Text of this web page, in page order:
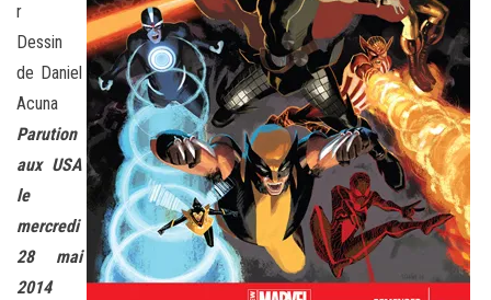
r
Dessin
de Daniel
Acuna
Parution
aux USA
le
mercredi
28 mai
2014